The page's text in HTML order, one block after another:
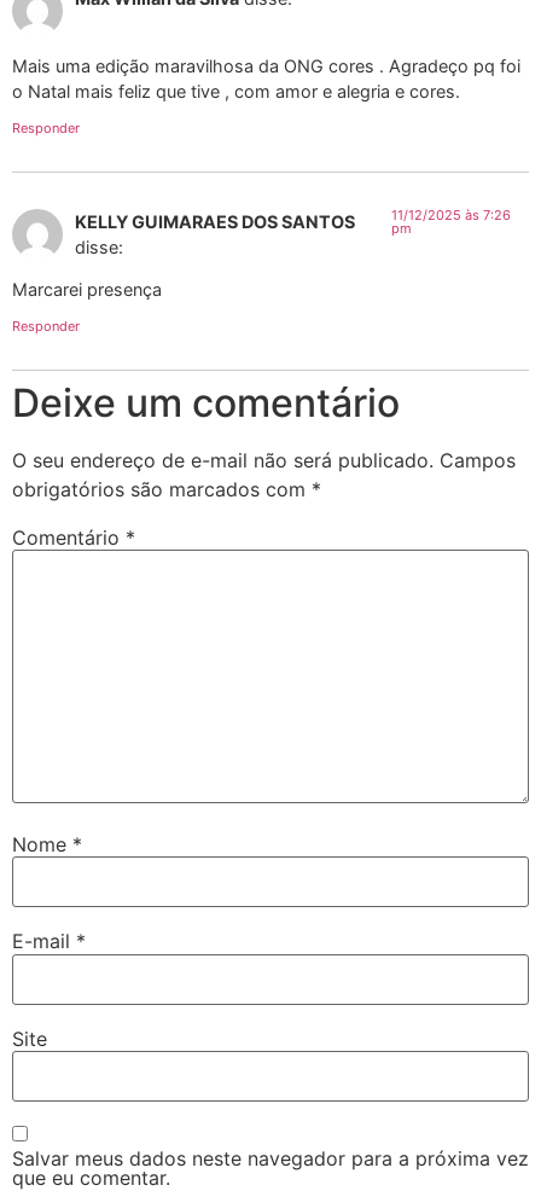
Mais uma edição maravilhosa da ONG cores . Agradeço pq foi
o Natal mais feliz que tive , com amor e alegria e cores.
Responder
KELLY GUIMARAES DOS SANTOS
disse:
11/12/2025 às 7:26
pm
Marcarei presença
Responder
Deixe um comentário
O seu endereço de e-mail não será publicado. Campos
obrigatórios são marcados com *
Comentário *
Nome *
E-mail *
Site
Salvar meus dados neste navegador para a próxima vez
que eu comentar.